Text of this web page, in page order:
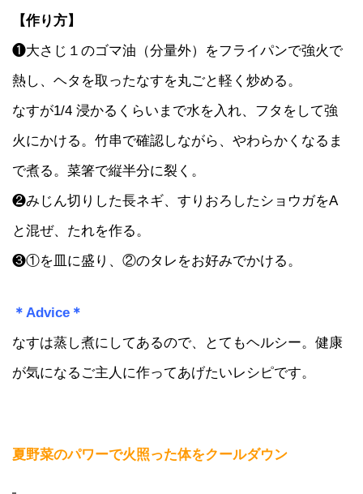
【作り方】
❶大さじ１のゴマ油（分量外）をフライパンで強火で
熱し、ヘタを取ったなすを丸ごと軽く炒める。
なすが1/4 浸かるくらいまで水を入れ、フタをして強
火にかける。竹串で確認しながら、やわらかくなるま
で煮る。菜箸で縦半分に裂く。
❷みじん切りした長ネギ、すりおろしたショウガをA
と混ぜ、たれを作る。
❸①を皿に盛り、②のタレをお好みでかける。
＊Advice＊
なすは蒸し煮にしてあるので、とてもヘルシー。健康
が気になるご主人に作ってあげたいレシピです。
夏野菜のパワーで火照った体をクールダウン